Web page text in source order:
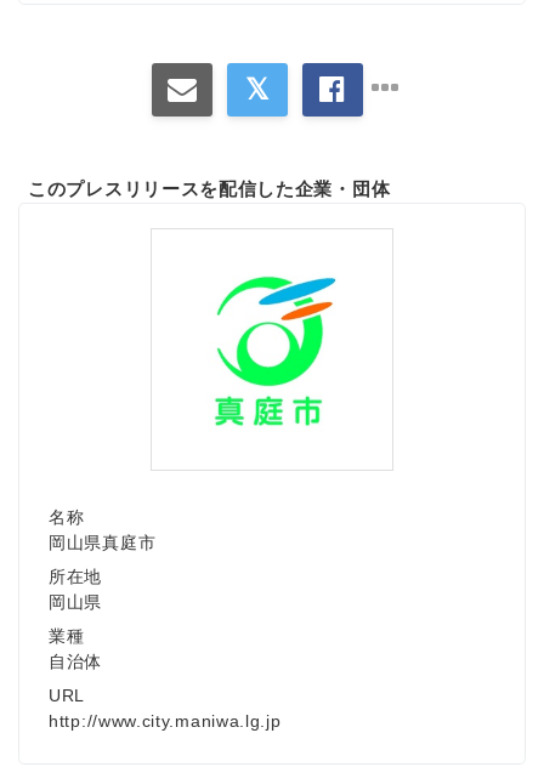
このプレスリリースを配信した企業・団体
名称
岡山県真庭市
所在地
岡山県
業種
自治体
URL
http://www.city.maniwa.lg.jp